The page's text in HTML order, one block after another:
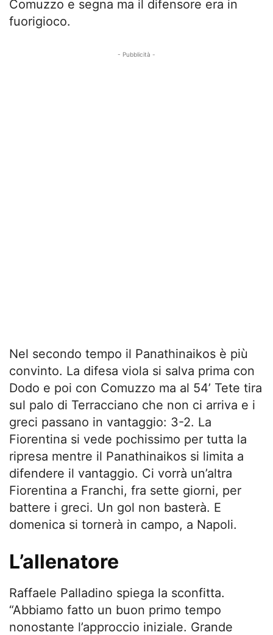
Comuzzo e segna ma il difensore era in
fuorigioco.
- Pubblicità -
Nel secondo tempo il Panathinaikos è più
convinto. La difesa viola si salva prima con
Dodo e poi con Comuzzo ma al 54’ Tete tira
sul palo di Terracciano che non ci arriva e i
greci passano in vantaggio: 3-2. La
Fiorentina si vede pochissimo per tutta la
ripresa mentre il Panathinaikos si limita a
difendere il vantaggio. Ci vorrà un’altra
Fiorentina a Franchi, fra sette giorni, per
battere i greci. Un gol non basterà. E
domenica si tornerà in campo, a Napoli.
L’allenatore
Raffaele Palladino spiega la sconfitta.
“Abbiamo fatto un buon primo tempo
nonostante l’approccio iniziale. Grande